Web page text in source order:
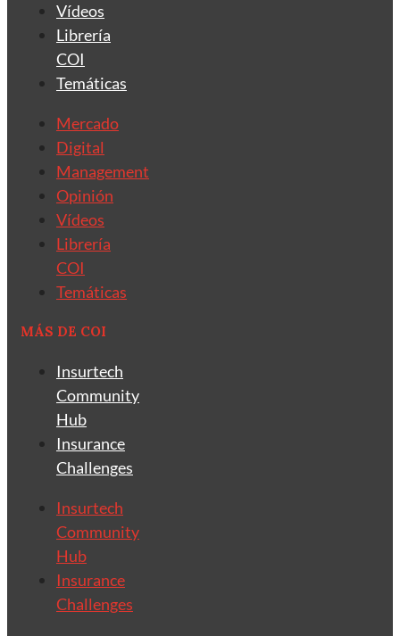
Vídeos
Librería
COI
Temáticas
Mercado
Digital
Management
Opinión
Vídeos
Librería
COI
Temáticas
MÁS DE COI
Insurtech
Community
Hub
Insurance
Challenges
Insurtech
Community
Hub
Insurance
Challenges